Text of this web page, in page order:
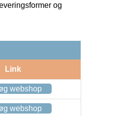
og
Link
webshop
webshop